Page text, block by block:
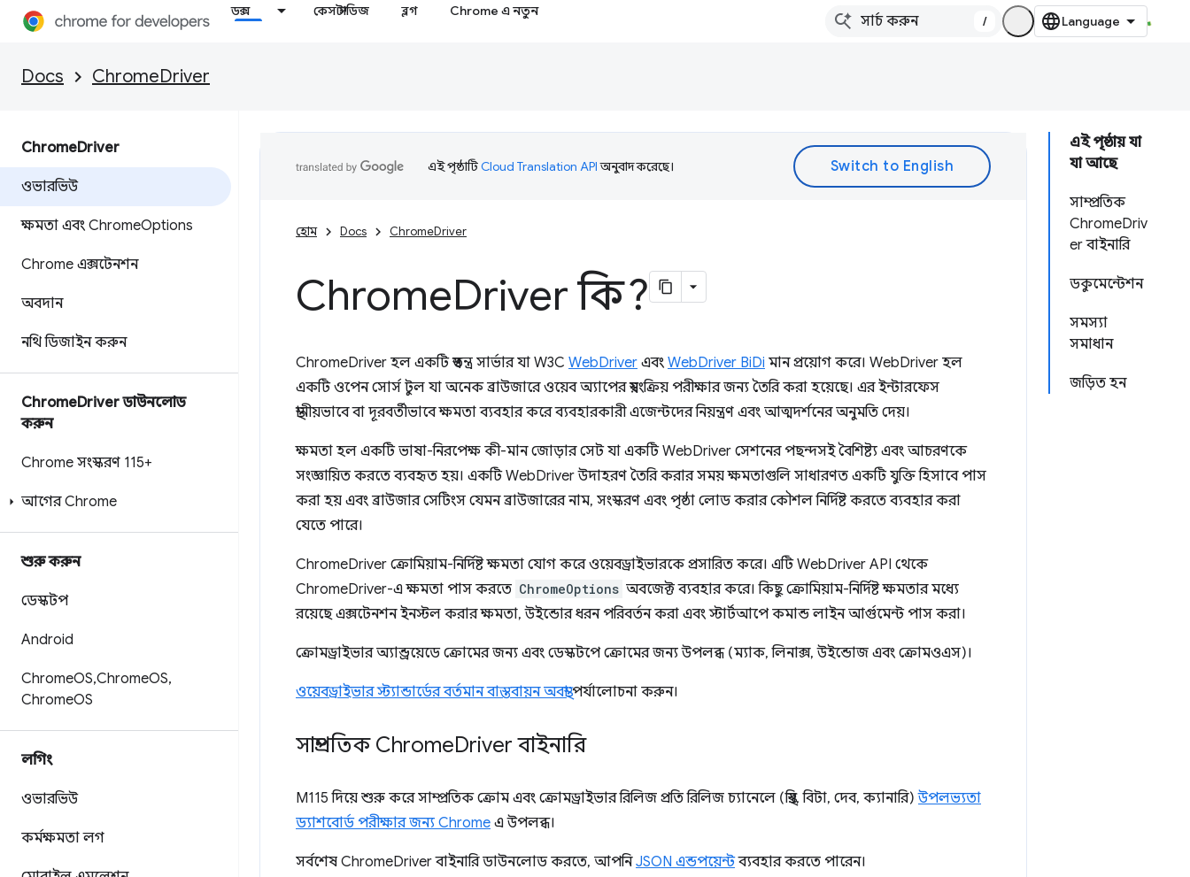
ডক্স কেস স্টাডিজ ব্লগ Chrome এ নতুন
/
Docs ChromeDriver
ChromeDriver
ওভারভিউ
ক্ষমতা এবং ChromeOptions
Chrome এক্সটেনশন
অবদান
নথি ডিজাইন করুন
ChromeDriver ডাউনলোড
করুন
Chrome সংস্করণ 115+
আগের Chrome
শুরু করুন
ডেস্কটপ
Android
ChromeOS,ChromeOS,
ChromeOS
লগিং
ওভারভিউ
কর্মক্ষমতা লগ
এই পৃষ্ঠায় যা
যা আছে
সাম্প্রতিক
ChromeDriv
er বাইনারি
ডকুমেন্টেশন
সমস্যা
সমাধান
জড়িত হন
এই পৃষ্ঠাটিCloud Translation APIঅনুবাদ করেছে।
হোম Docs ChromeDriver
ChromeDriver কি?
ChromeDriver হল একটি স্বতন্ত্র সার্ভার যা W3C WebDriver এবং WebDriver BiDi মান প্রয়োগ করে। WebDriver হল
একটি ওপেন সোর্স টুল যা অনেক ব্রাউজারে ওয়েব অ্যাপের স্বয়ংক্রিয় পরীক্ষার জন্য তৈরি করা হয়েছে। এর ইন্টারফেস
স্থানীয়ভাবে বা দূরবর্তীভাবে ক্ষমতা ব্যবহার করে ব্যবহারকারী এজেন্টদের নিয়ন্ত্রণ এবং আত্মদর্শনের অনুমতি দেয়।
ক্ষমতা হল একটি ভাষা-নিরপেক্ষ কী-মান জোড়ার সেট যা একটি WebDriver সেশনের পছন্দসই বৈশিষ্ট্য এবং আচরণকে
সংজ্ঞায়িত করতে ব্যবহৃত হয়। একটি WebDriver উদাহরণ তৈরি করার সময় ক্ষমতাগুলি সাধারণত একটি যুক্তি হিসাবে পাস
করা হয় এবং ব্রাউজার সেটিংস যেমন ব্রাউজারের নাম, সংস্করণ এবং পৃষ্ঠা লোড করার কৌশল নির্দিষ্ট করতে ব্যবহার করা
যেতে পারে।
ChromeDriver ক্রোমিয়াম-নির্দিষ্ট ক্ষমতা যোগ করে ওয়েবড্রাইভারকে প্রসারিত করে। এটি WebDriver API থেকে
ChromeDriver-এ ক্ষমতা পাস করতে ChromeOptions অবজেক্ট ব্যবহার করে। কিছু ক্রোমিয়াম-নির্দিষ্ট ক্ষমতার মধ্যে
রয়েছে এক্সটেনশন ইনস্টল করার ক্ষমতা, উইন্ডোর ধরন পরিবর্তন করা এবং স্টার্টআপে কমান্ড লাইন আর্গুমেন্ট পাস করা।
ক্রোমড্রাইভার অ্যান্ড্রয়েডে ক্রোমের জন্য এবং ডেস্কটপে ক্রোমের জন্য উপলব্ধ (ম্যাক, লিনাক্স, উইন্ডোজ এবং ক্রোমওএস)।
ওয়েবড্রাইভার স্ট্যান্ডার্ডের বর্তমান বাস্তবায়ন অবস্থাপর্যালোচনা করুন।
সাম্প্রতিক ChromeDriver বাইনারি
M115 দিয়ে শুরু করে সাম্প্রতিক ক্রোম এবং ক্রোমড্রাইভার রিলিজ প্রতি রিলিজ চ্যানেলে (স্থির, বিটা, দেব, ক্যানারি)উপলভ্যতা
ড্যাশবোর্ড পরীক্ষার জন্য Chrome এ উপলব্ধ।
সর্বশেষ ChromeDriver বাইনারি ডাউনলোড করতে, আপনিJSON এন্ডপয়েন্টব্যবহার করতে পারেন।